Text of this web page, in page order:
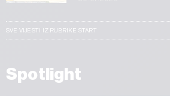
SVE VIJESTI IZ RUBRIKE START
Spotlight